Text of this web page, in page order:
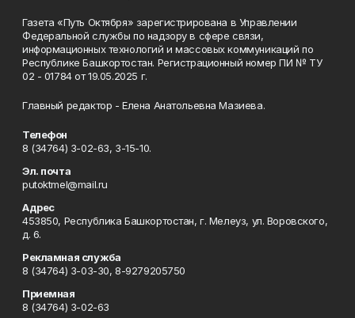
Газета «Путь Октября» зарегистрирована в Управлении
Федеральной службы по надзору в сфере связи,
информационных технологий и массовых коммуникаций по
Республике Башкортостан. Регистрационный номер ПИ № ТУ
02 - 01784 от 19.05.2025 г.
Главный редактор - Елена Анатольевна Мазиева.
Телефон
8 (34764) 3-02-63, 3-15-10.
Эл. почта
putoktmel@mail.ru
Адрес
453850, Республика Башкортостан, г. Мелеуз, ул. Воровского,
д. 6.
Рекламная служба
8 (34764) 3-03-30, 8-9279205750
Приемная
8 (34764) 3-02-63